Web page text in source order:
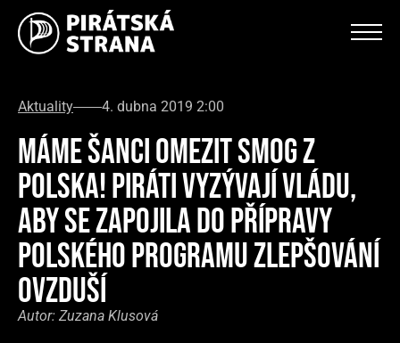
Aktuality 4. dubna 2019 2:00
MÁME ŠANCI OMEZIT SMOG Z
POLSKA! PIRÁTI VYZÝVAJÍ VLÁDU,
ABY SE ZAPOJILA DO PŘÍPRAVY
POLSKÉHO PROGRAMU ZLEPŠOVÁNÍ
OVZDUŠÍ
Autor: Zuzana Klusová